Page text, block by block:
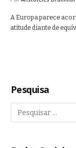
A Europa parece
atitude diante de
Pesquisa